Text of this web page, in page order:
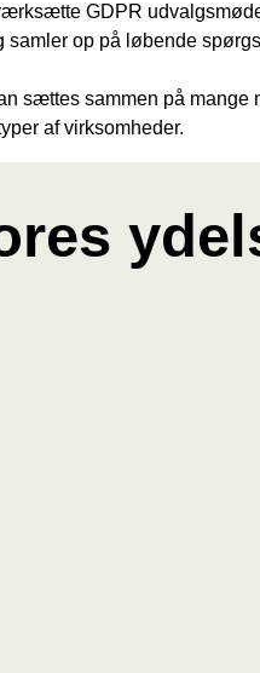
GDPR
samler op på løbende
sættes sammen på mange
af virksomheder.